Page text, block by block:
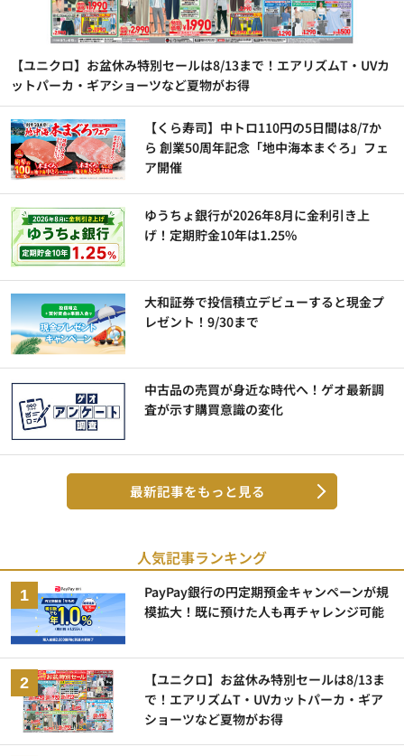
【ユニクロ】お盆休み特別セールは8/13まで！エアリズムT・UVカ
ットパーカ・ギアショーツなど夏物がお得
【くら寿司】中トロ110円の5日間は8/7か
ら 創業50周年記念「地中海本まぐろ」フェ
ア開催
ゆうちょ銀行が2026年8月に金利引き上
げ！定期貯金10年は1.25%
大和証券で投信積立デビューすると現金プ
レゼント！9/30まで
中古品の売買が身近な時代へ！ゲオ最新調
査が示す購買意識の変化
最新記事をもっと見る
人気記事ランキング
PayPay銀行の円定期預金キャンペーンが規
模拡大！既に預けた人も再チャレンジ可能
【ユニクロ】お盆休み特別セールは8/13ま
で！エアリズムT・UVカットパーカ・ギア
ショーツなど夏物がお得